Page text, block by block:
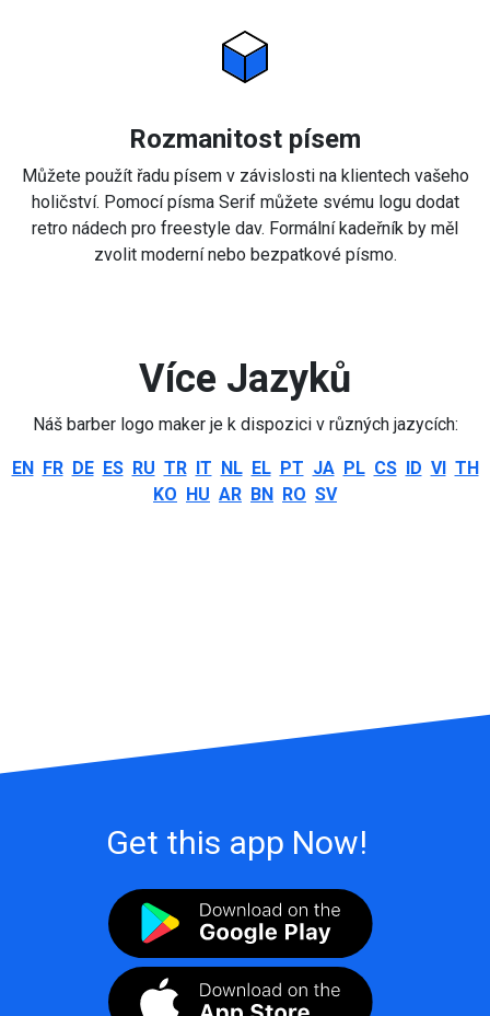
Rozmanitost písem
Můžete použít řadu písem v závislosti na klientech vašeho
holičství. Pomocí písma Serif můžete svému logu dodat
retro nádech pro freestyle dav. Formální kadeřník by měl
zvolit moderní nebo bezpatkové písmo.
Více Jazyků
Náš barber logo maker je k dispozici v různých jazycích:
EN FR DE ES RU TR IT NL EL PT JA PL CS ID VI TH
KO HU AR BN RO SV
Get this app Now!